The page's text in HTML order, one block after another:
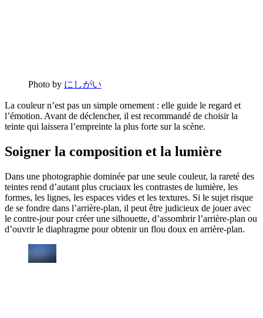
Photo by にしがい
La couleur n’est pas un simple ornement : elle guide le regard et
l’émotion. Avant de déclencher, il est recommandé de choisir la
teinte qui laissera l’empreinte la plus forte sur la scène.
Soigner la composition et la lumière
Dans une photographie dominée par une seule couleur, la rareté des
teintes rend d’autant plus cruciaux les contrastes de lumière, les
formes, les lignes, les espaces vides et les textures. Si le sujet risque
de se fondre dans l’arrière-plan, il peut être judicieux de jouer avec
le contre-jour pour créer une silhouette, d’assombrir l’arrière-plan ou
d’ouvrir le diaphragme pour obtenir un flou doux en arrière-plan.